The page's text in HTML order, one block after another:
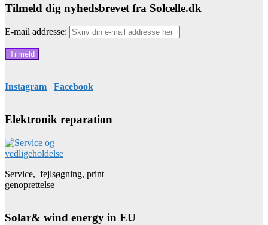
Tilmeld dig nyhedsbrevet fra Solcelle.dk
E-mail addresse:
Instagram Facebook
Elektronik reparation
Service, fejlsøgning, print
genoprettelse
Solar& wind energy in EU